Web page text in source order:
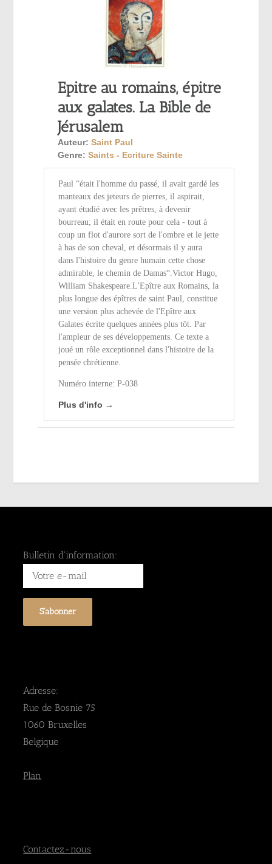
Epitre au romains, épitre
aux galates. La Bible de
Jérusalem
Auteur: Saint Paul
Genre: Saints - Ecriture Sainte
Paul “était l'homme du passé, il avait gardé les
manteaux des jeteurs de pierres, il aspirait,
ayant étudié avec les prêtres, à devenir
bourreau; il était en route pour cela - tout à
coup un flot d'aurore sort de l'ombre et le jette
à bas de son cheval, et désormais il y aura
dans l'histoire du genre humain cette chose
admirable, le chemin de Damas“.Victor Hugo,
William Shakespeare.L'Epître aux Romains, la
plus longue des épîtres de saint Paul, constitue
une version plus achevée de l'Epître aux
Galates écrite quelques années plus tôt. Par
l'ampleur de ses développements. Ce texte a
joué un rôle exceptionnel dans l'histoire de la
pensée chrétienne.
Numéro interne: P-038
Plus d'info →
Bulletin d'information:
Adresse:
Rue de Bosnie 75
1060 Bruxelles
Belgique
Plan
Contactez-nous